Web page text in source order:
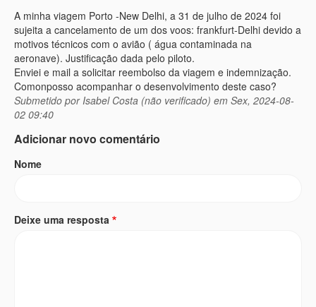
A minha viagem Porto -New Delhi, a 31 de julho de 2024 foi
sujeita a cancelamento de um dos voos: frankfurt-Delhi devido a
motivos técnicos com o avião ( água contaminada na
aeronave). Justificação dada pelo piloto.
Enviei e mail a solicitar reembolso da viagem e indemnização.
Comonposso acompanhar o desenvolvimento deste caso?
Submetido porIsabel Costa (não verificado) em Sex, 2024-08-
02 09:40
Adicionar novo comentário
Nome
Deixe uma resposta